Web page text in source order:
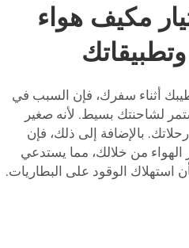
مكيف هواء
أثناء سفرك، فإن السبب في
12 فولت تيار مستمر لشاحنتك بسيط. لأنه صغير
بالإضافة إلى ذلك، فإن
من خلالك، مما يستدعي
استهلاك الوقود على البطاريات.